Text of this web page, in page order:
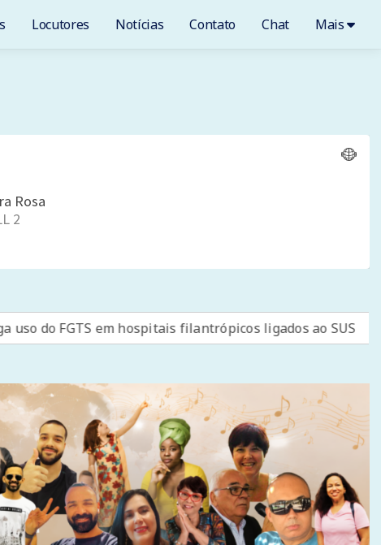
Locutores Notícias Contato Chat Mais
em hospitais filantrópicos ligados ao SUS BID